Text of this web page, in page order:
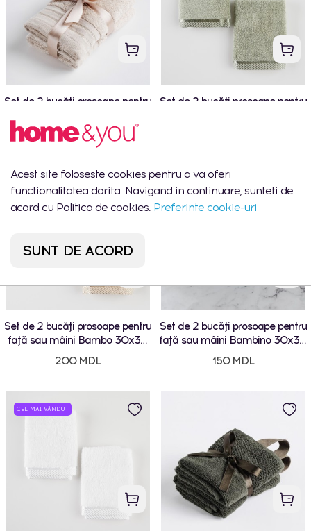
Set de 2 bucăți prosoape pentru
cm
195 MDL
Set de 2 bucăți prosoape pentru
Set de 2 bucăți prosoape pentru
față sau mâini Bambo 30x30
cm
200 MDL
Set de 2 bucăți prosoape pentru
față sau mâini Bambino 30x30
cm
150 MDL
CEL MAI VÂNDUT
Acest site foloseste cookies pentru a va oferi
functionalitatea dorita. Navigand in continuare, sunteti de
acord cu Politica de cookies. Preferinte cookie-uri
SUNT DE ACORD